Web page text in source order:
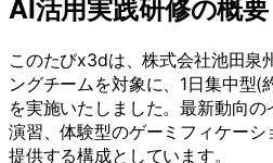
AI活用実践研修の概要
このたびx3dは、株式会社池田泉
ングチームを対象に、1日集中型(
を実施いたしました。最新動向
演習、体験型のゲーミフィケー
提供する構成としています。